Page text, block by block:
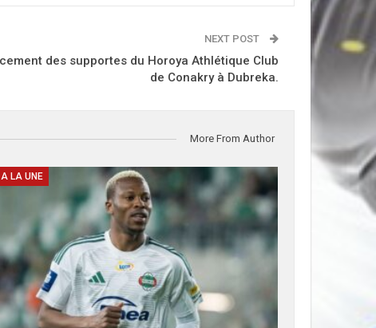
NEXT POST
des supportes du Horoya Athlétique Club
de Conakry à Dubreka.
More From Author
A LA UNE